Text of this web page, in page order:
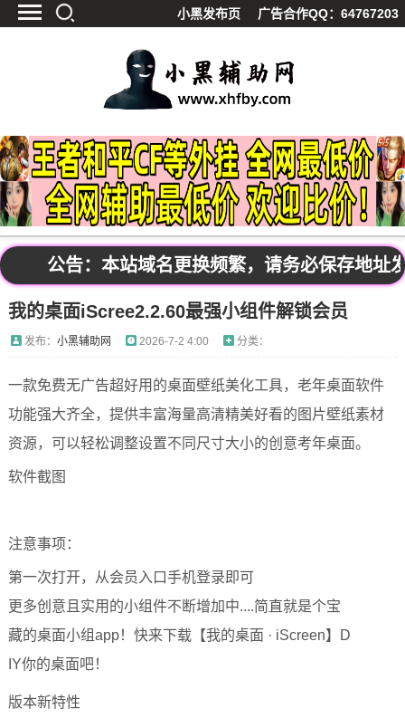
小黑发布页 广告合作QQ：64767203
精品软件
源码分享
资源宝库
影视解析
站内公告
公告：本站域名更换频繁，请务必保存地址
我的桌面iScree2.2.60最强小组件解锁会员
发布： 小黑辅助网 2026-7-2 4:00 分类：
一款免费无广告超好用的桌面壁纸美化工具，老年桌面软件
功能强大齐全，提供丰富海量高清精美好看的图片壁纸素材
资源，可以轻松调整设置不同尺寸大小的创意考年桌面。
软件截图
注意事项：
第一次打开，从会员入口手机登录即可
更多创意且实用的小组件不断增加中....简直就是个宝
藏的桌面小组app！快来下载【我的桌面 · iScreen】D
IY你的桌面吧！
版本新特性